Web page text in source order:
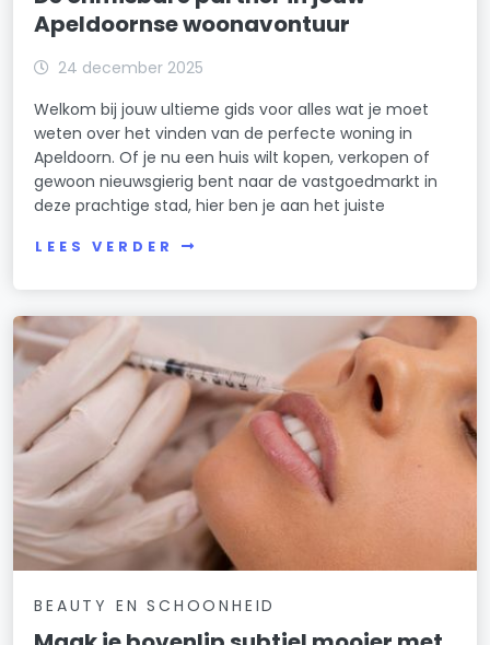
Apeldoornse woonavontuur
24 december 2025
Welkom bij jouw ultieme gids voor alles wat je moet
weten over het vinden van de perfecte woning in
Apeldoorn. Of je nu een huis wilt kopen, verkopen of
gewoon nieuwsgierig bent naar de vastgoedmarkt in
deze prachtige stad, hier ben je aan het juiste
LEES VERDER
BEAUTY EN SCHOONHEID